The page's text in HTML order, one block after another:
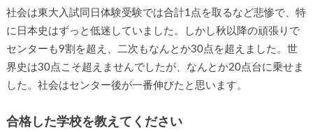
社会は東大入試同日体験受験では合計1点を取るなど悲惨で、特
に日本史はずっと低迷していました。しかし秋以降の頑張りで
センターも9割を超え、二次もなんとか30点を超えました。世
界史は30点こそ超えませんでしたが、なんとか20点台に乗せま
した。社会はセンター後が一番伸びたと思います。
合格した学校を教えてください